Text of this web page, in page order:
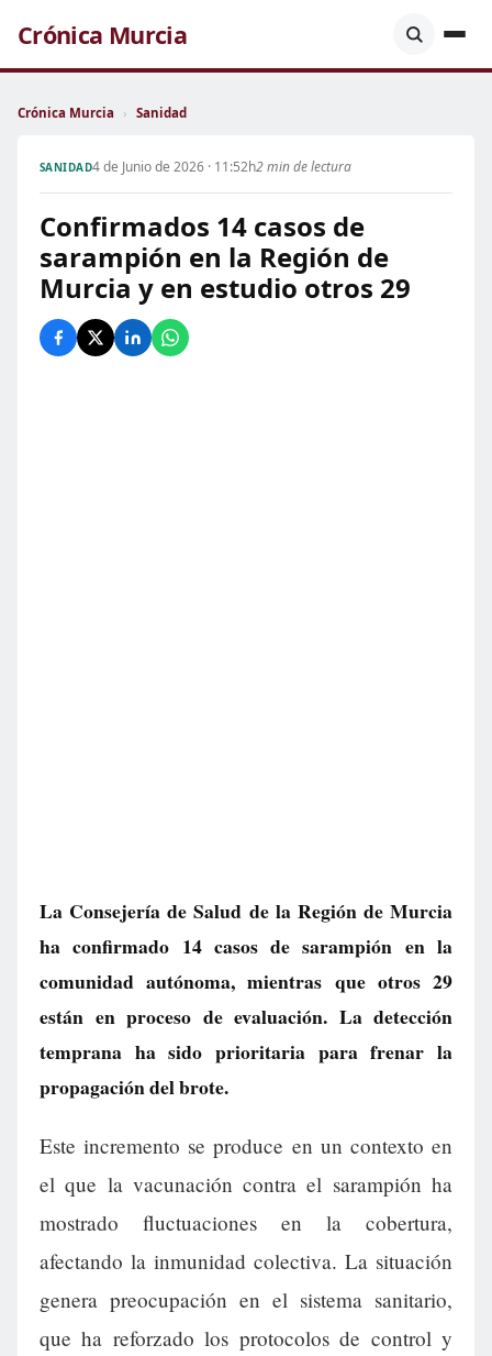
Crónica Murcia
Crónica Murcia › Sanidad
SANIDAD4 de Junio de 2026 · 11:52h2 min de lectura
Confirmados 14 casos de
sarampión en la Región de
Murcia y en estudio otros 29
La Consejería de Salud de la Región de Murcia
ha confirmado 14 casos de sarampión en la
comunidad autónoma, mientras que otros 29
están en proceso de evaluación. La detección
temprana ha sido prioritaria para frenar la
propagación del brote.
Este incremento se produce en un contexto en
el que la vacunación contra el sarampión ha
mostrado fluctuaciones en la cobertura,
afectando la inmunidad colectiva. La situación
genera preocupación en el sistema sanitario,
que ha reforzado los protocolos de control y